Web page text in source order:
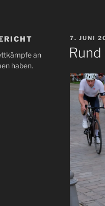
an
haben.
AM
7. JUNI